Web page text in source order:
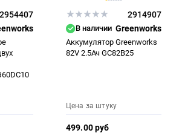
2954407 2914907
В наличии Greenworks
Аккумулятор Greenworks
82V 2.5Ач GC82B25
Цена за штуку
499.00 руб